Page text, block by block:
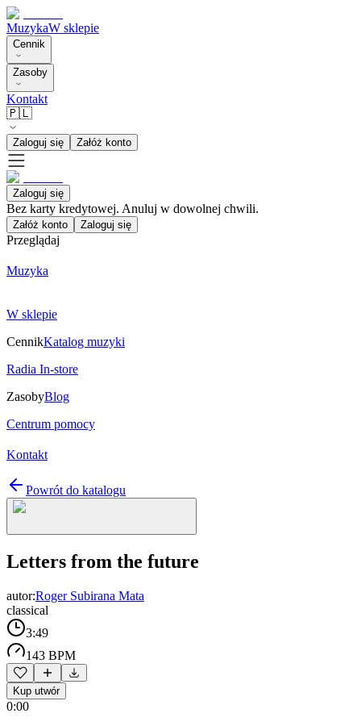
MuzykaW sklepie
Cennik
Zasoby
Kontakt
🇵🇱
Zaloguj się Załóż konto
Zaloguj się
Bez karty kredytowej. Anuluj w dowolnej chwili.
Załóż konto Zaloguj się
Przeglądaj
Muzyka
W sklepie
CennikKatalog muzyki
Radia In-store
ZasobyBlog
Centrum pomocy
Kontakt
Powrót do katalogu
Letters from the future
autor:Roger Subirana Mata
classical
3:49
143 BPM
Kup utwór
0:00